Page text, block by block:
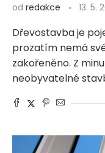
od redakce 13. 5.
Dřevostavba je
prozatím nemá
zakořeněno. Z
neobyvatelné